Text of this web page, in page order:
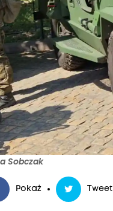
Sobczak
Pokaż